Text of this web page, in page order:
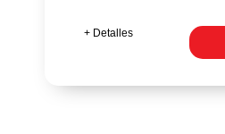
+ Detalles